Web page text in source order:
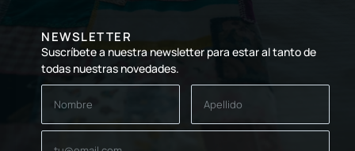
NEWSLETTER
Suscríbete a nuestra newsletter para estar al tanto de
todas nuestras novedades.